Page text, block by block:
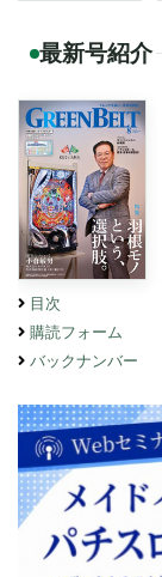
最新号紹介
目次
購読フォーム
バックナンバー